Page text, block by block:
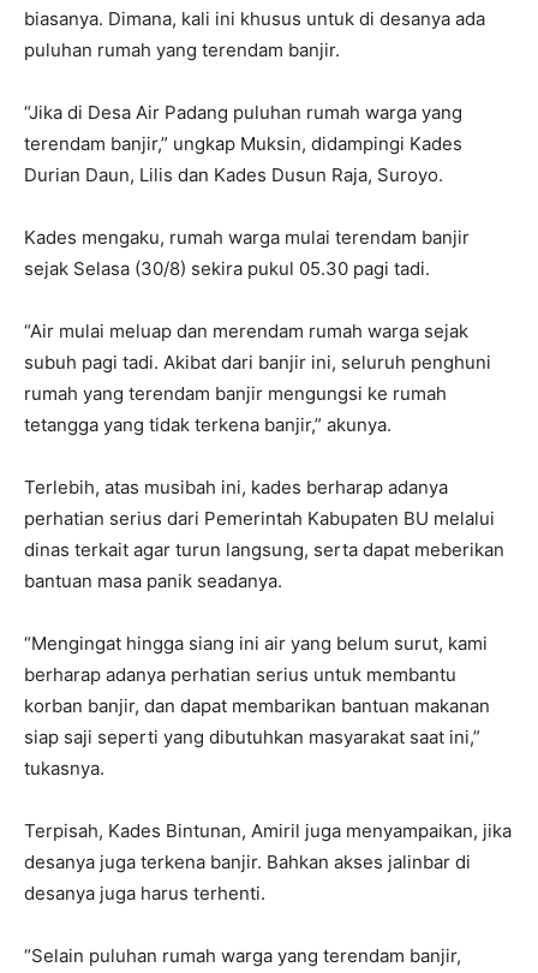
biasanya. Dimana, kali ini khusus untuk di desanya ada
puluhan rumah yang terendam banjir.
“Jika di Desa Air Padang puluhan rumah warga yang
terendam banjir,” ungkap Muksin, didampingi Kades
Durian Daun, Lilis dan Kades Dusun Raja, Suroyo.
Kades mengaku, rumah warga mulai terendam banjir
sejak Selasa (30/8) sekira pukul 05.30 pagi tadi.
“Air mulai meluap dan merendam rumah warga sejak
subuh pagi tadi. Akibat dari banjir ini, seluruh penghuni
rumah yang terendam banjir mengungsi ke rumah
tetangga yang tidak terkena banjir,” akunya.
Terlebih, atas musibah ini, kades berharap adanya
perhatian serius dari Pemerintah Kabupaten BU melalui
dinas terkait agar turun langsung, serta dapat meberikan
bantuan masa panik seadanya.
“Mengingat hingga siang ini air yang belum surut, kami
berharap adanya perhatian serius untuk membantu
korban banjir, dan dapat membarikan bantuan makanan
siap saji seperti yang dibutuhkan masyarakat saat ini,”
tukasnya.
Terpisah, Kades Bintunan, Amiril juga menyampaikan, jika
desanya juga terkena banjir. Bahkan akses jalinbar di
desanya juga harus terhenti.
“Selain puluhan rumah warga yang terendam banjir,